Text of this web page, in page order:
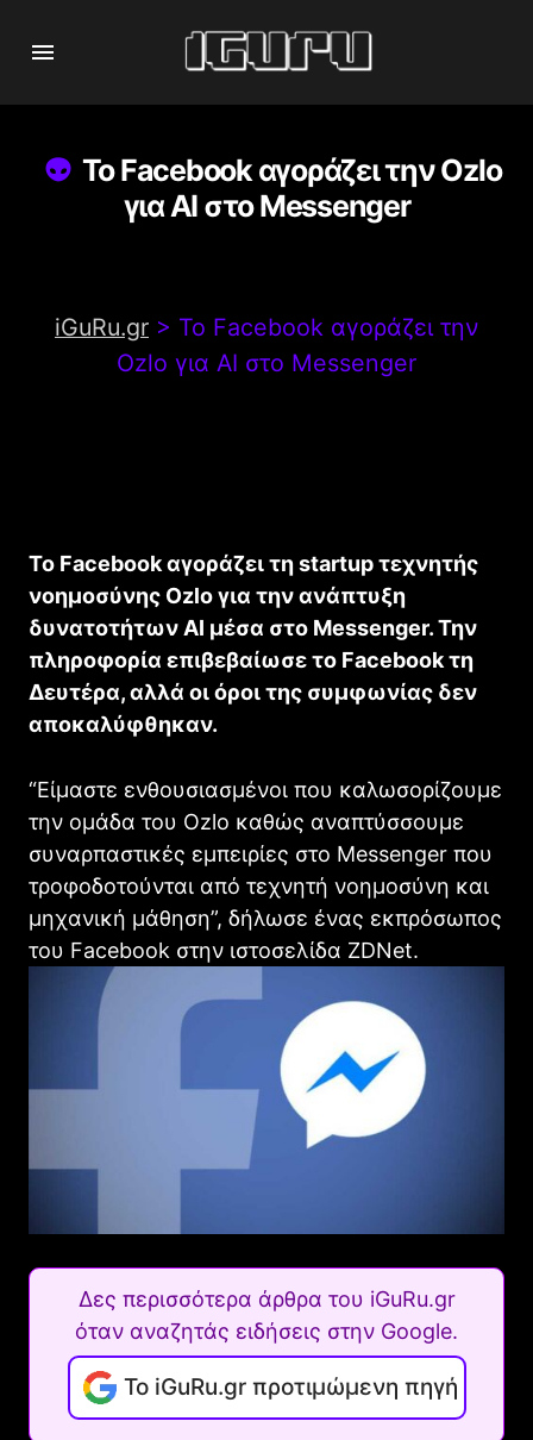
To Facebook αγοράζει την Ozlo
για AI στο Messenger
iGuRu.gr > To Facebook αγοράζει την
Ozlo για AI στο Messenger
Το Facebook αγοράζει τη startup τεχνητής
νοημοσύνης Ozlo για την ανάπτυξη
δυνατοτήτων AI μέσα στο Messenger. Την
πληροφορία επιβεβαίωσε το Facebook τη
Δευτέρα, αλλά οι όροι της συμφωνίας δεν
αποκαλύφθηκαν.
“Είμαστε ενθουσιασμένοι που καλωσορίζουμε
την ομάδα του Ozlo καθώς αναπτύσσουμε
συναρπαστικές εμπειρίες στο Messenger που
τροφοδοτούνται από τεχνητή νοημοσύνη και
μηχανική μάθηση”, δήλωσε ένας εκπρόσωπος
του Faceboοk στην ιστοσελίδα ZDNet.
Δες περισσότερα άρθρα του iGuRu.gr
όταν αναζητάς ειδήσεις στην Google.
Το iGuRu.gr προτιμώμενη πηγή